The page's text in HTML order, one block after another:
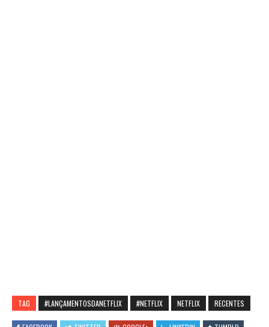
TAG #LANÇAMENTOSDANETFLIX #NETFLIX NETFLIX RECENTES